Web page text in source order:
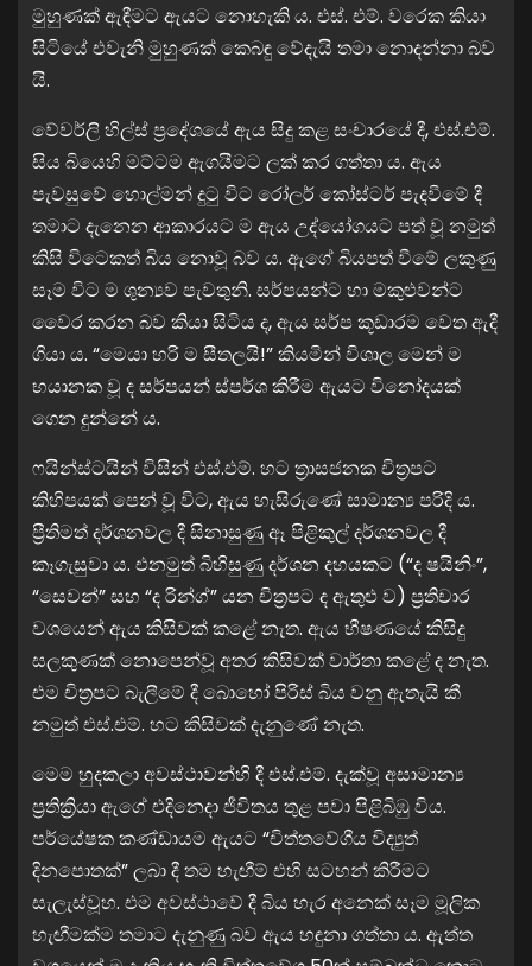
මුහුණක් ඇඳීමට ඇයට නොහැකි ය. එස්. එම්. වරෙක කියා
සිටියේ එවැනි මුහුණක් කෙබඳු වේදැයි තමා නොදන්නා බව
යි.
වේවර්ලි හිල්ස් ප්‍රදේශයේ ඇය සිදු කළ සංචාරයේ දී, එස්.එම්.
සිය බියෙහි මට්ටම ඇගයීමට ලක් කර ගත්තා ය. ඇය
පැවසුවේ හොල්මන් දුටු විට රෝලර් කෝස්ටර් පැදවීමේ දී
තමාට දැනෙන ආකාරයට ම ඇය උද්යෝගයට පත් වූ නමුත්
කිසි විටෙකත් බිය නොවූ බව ය. ඇගේ බියපත් වීමේ ලකුණු
සෑම විට ම ශුන්‍යව පැවතුනි. සර්පයන්ට හා මකුළුවන්ට
වෛර කරන බව කියා සිටිය ද, ඇය සර්ප කූඩාරම වෙත ඇදී
ගියා ය. “මෙයා හරි ම සීතලයි!” කියමින් විශාල මෙන් ම
භයානක වූ ද සර්පයන් ස්පර්ශ කිරීම ඇයට විනෝදයක්
ගෙන දුන්නේ ය.
ෆයින්ස්ටයින් විසින් එස්.එම්. හට ත්‍රාසජනක චිත්‍රපට
කිහිපයක් පෙන් වූ විට, ඇය හැසිරුණේ සාමාන්‍ය පරිදි ය.
ප්‍රීතිමත් දර්ශනවල දී සිනාසුණු ඈ පිළිකුල් දර්ශනවල දී
කෑගැසුවා ය. එනමුත් බිහිසුණු දර්ශන දහයකට (“ද ෂයිනිං”,
“සෙවන්” සහ “ද රින්ග්” යන චිත්‍රපට ද ඇතුළු ව) ප්‍රතිචාර
වශයෙන් ඇය කිසිවක් කළේ නැත. ඇය භීෂණයේ කිසිදු
සලකුණක් නොපෙන්වූ අතර කිසිවක් වාර්තා කළේ ද නැත.
එම චිත්‍රපට බැලීමේ දී බොහෝ පිරිස් බිය වනු ඇතැයි කී
නමුත් එස්.එම්. හට කිසිවක් දැනුණේ නැත.
මෙම හුදකලා අවස්ථාවන්හි දී එස්.එම්. දැක්වූ අසාමාන්‍ය
ප්‍රතික්‍රියා ඇගේ එදිනෙදා ජීවිතය තුළ පවා පිළිබිඹු විය.
පර්යේෂක කණ්ඩායම ඇයට “චිත්තවේගීය විද්‍යුත්
දිනපොතක්” ලබා දී තම හැඟීම් එහි සටහන් කිරීමට
සැලැස්වූහ. එම අවස්ථාවේ දී බිය හැර අනෙක් සෑම මූලික
හැඟීමක්ම තමාට දැනුණු බව ඇය හඳුනා ගත්තා ය. ඇත්ත